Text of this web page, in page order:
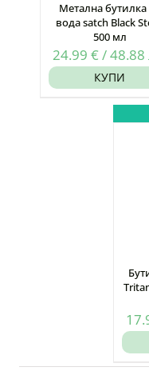
Метална бутилка
вода satch Black
500 мл
24.99 € /48.88
КУПИ